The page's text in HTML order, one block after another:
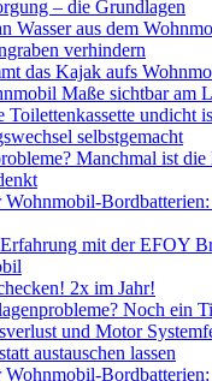
– die Grundlagen
Wasser aus dem
verhindern
das Kajak aufs
Maße sichtbar am
Toilettenkassette undicht
selbstgemacht
Manchmal ist die
Wohnmobil-
mit der EFOY
2x im Jahr!
Noch ein
und Motor
austauschen lassen
Wohnmobil-